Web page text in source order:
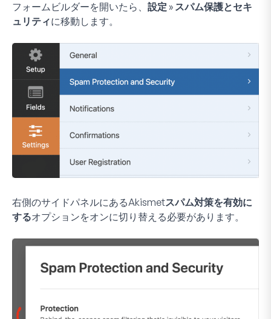
フォームビルダーを開いたら、 設定 » スパム保護とセキ
ュリティに移動します。
右側のサイドパネルにあるAkismetスパム対策を有効に
するオプションをオンに切り替える必要があります。